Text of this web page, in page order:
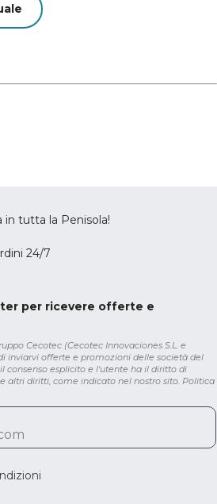
in tutta la Penisola!
24/7
per ricevere offerte e
Cecotec (Cecotec Innovaciones S.L. e
inviarvi offerte e promozioni delle società del
consenso esplicito e l'utente ha il diritto di
altri diritti, come indicato nel nostro sito. Politica